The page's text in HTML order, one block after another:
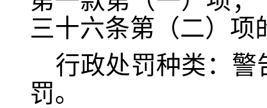
三十六条第（二）项
行政处罚种类： 警
罚。